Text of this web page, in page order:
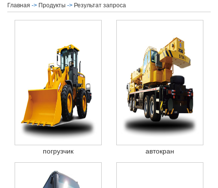
Главная -> Продукты -> Результат запроса
погрузчик автокран